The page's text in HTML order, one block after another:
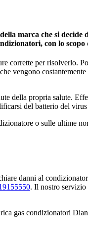
marca che si decide
con lo
corrette per risolverlo.
vengono
della propria salute.
del batterio del
o sulle ultime
danni al
. Il nostro
gas condizionatori